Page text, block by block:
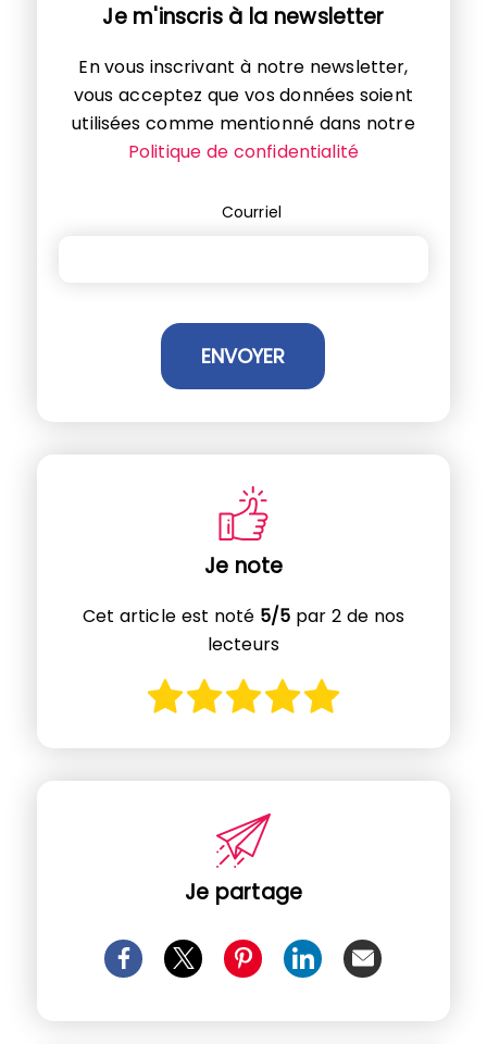
Je m'inscris à la newsletter
En vous inscrivant à notre newsletter,
vous acceptez que vos données soient
utilisées comme mentionné dans notre
Politique de confidentialité
Courriel
Je note
Cet article est noté 5/5 par 2 de nos
lecteurs
Je partage